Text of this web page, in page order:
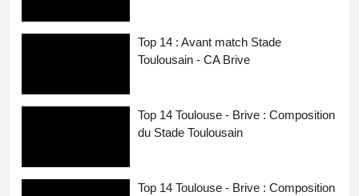
Top 14 : Avant match Stade
Toulousain - CA Brive
Top 14 Toulouse - Brive : Composition
du Stade Toulousain
Top 14 Toulouse - Brive : Composition